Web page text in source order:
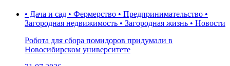
• Дача и сад • Фермерство • Предпринимательство •
Загородная недвижимость • Загородная жизнь • Новости
Робота для сбора помидоров придумали в
Новосибирском университете